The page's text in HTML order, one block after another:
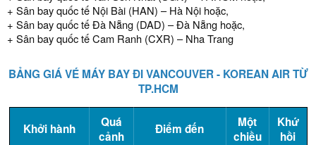
+ Sân bay quốc tế Nội Bài (HAN) – Hà Nội hoặc,
+ Sân bay quốc tế Đà Nẵng (DAD) – Đà Nẵng hoặc,
+ Sân bay quốc tế Cam Ranh (CXR) – Nha Trang
BẢNG GIÁ VÉ MÁY BAY ĐI VANCOUVER - KOREAN AIR TỪ
TP.HCM
Khởi hành
Quá
cảnh
Điểm đến
Một
chiều
Khứ
hồi